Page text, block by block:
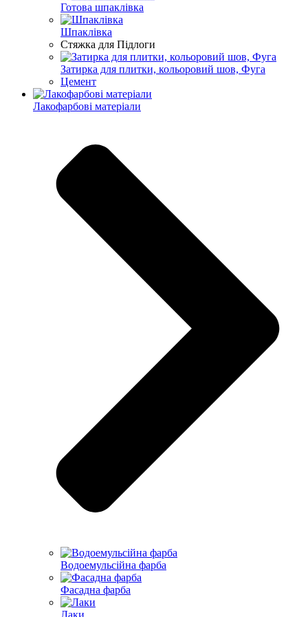
Готова шпаклівка
Шпаклівка
Стяжка для Підлоги
Затирка для плитки, кольоровий шов, Фуга
Цемент
Лакофарбові матеріали
Водоемульсійна фарба
Фасадна фарба
Лаки